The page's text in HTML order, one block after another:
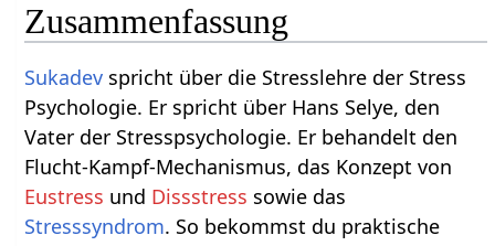
Zusammenfassung
Sukadev spricht über die Stresslehre der Stress
Psychologie. Er spricht über Hans Selye, den
Vater der Stresspsychologie. Er behandelt den
Flucht-Kampf-Mechanismus, das Konzept von
Eustress und Dissstress sowie das
Stresssyndrom. So bekommst du praktische